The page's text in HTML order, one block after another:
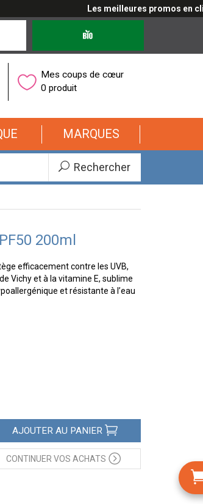
Les meilleures promos en
Mes coups de cœur
0 produit
MARQUES
Rechercher
200ml
efficacement contre les UVB,
Vichy et à la vitamine E, sublime
et résistante à l’eau
AJOUTER AU PANIER
CONTINUER VOS ACHATS